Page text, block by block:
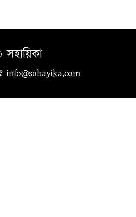
info@sohayika.com